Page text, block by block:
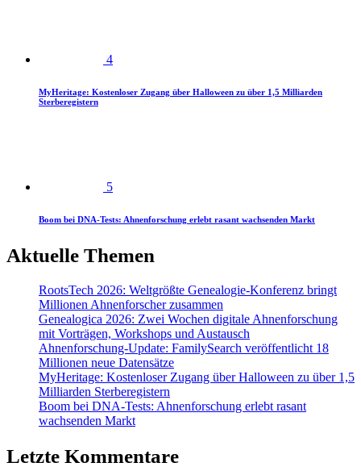
4
MyHeritage: Kostenloser Zugang über Halloween zu über 1,5 Milliarden
Sterberegistern
5
Boom bei DNA-Tests: Ahnenforschung erlebt rasant wachsenden Markt
Aktuelle Themen
RootsTech 2026: Weltgrößte Genealogie-Konferenz bringt
Millionen Ahnenforscher zusammen
Genealogica 2026: Zwei Wochen digitale Ahnenforschung
mit Vorträgen, Workshops und Austausch
Ahnenforschung-Update: FamilySearch veröffentlicht 18
Millionen neue Datensätze
MyHeritage: Kostenloser Zugang über Halloween zu über 1,5
Milliarden Sterberegistern
Boom bei DNA-Tests: Ahnenforschung erlebt rasant
wachsenden Markt
Letzte Kommentare